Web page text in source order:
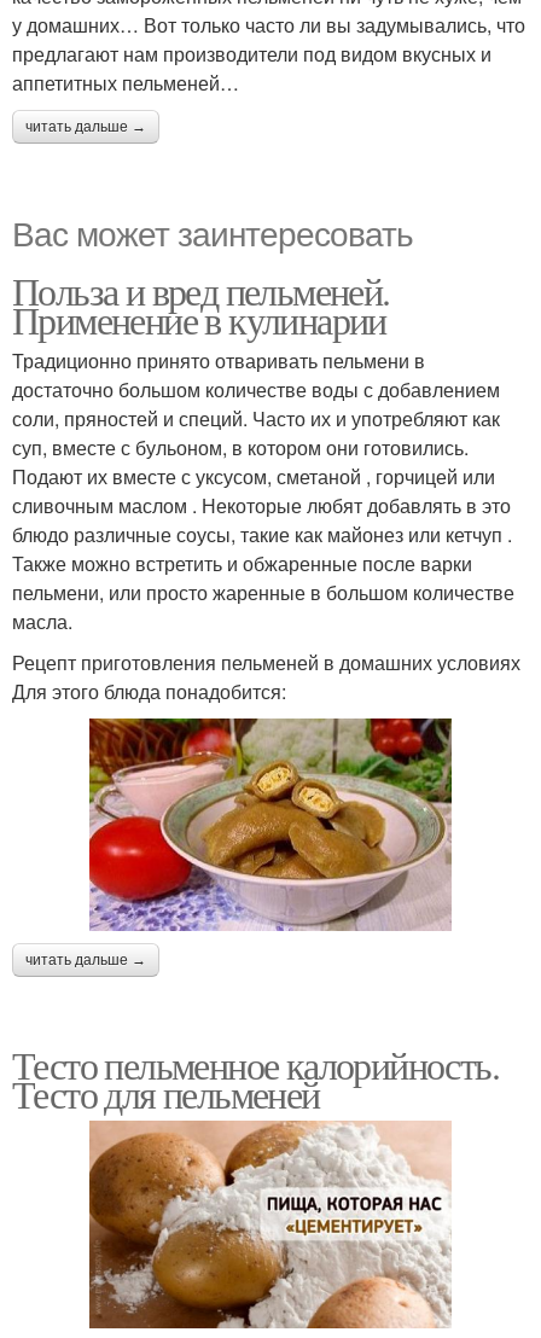
у домашних… Вот только часто ли вы задумывались, что
предлагают нам производители под видом вкусных и
аппетитных пельменей…
читать дальше →
Вас может заинтересовать
Польза и вред пельменей.
Применение в кулинарии
Традиционно принято отваривать пельмени в
достаточно большом количестве воды с добавлением
соли, пряностей и специй. Часто их и употребляют как
суп, вместе с бульоном, в котором они готовились.
Подают их вместе с уксусом, сметаной , горчицей или
сливочным маслом . Некоторые любят добавлять в это
блюдо различные соусы, такие как майонез или кетчуп .
Также можно встретить и обжаренные после варки
пельмени, или просто жаренные в большом количестве
масла.
Рецепт приготовления пельменей в домашних условиях
Для этого блюда понадобится:
читать дальше →
Тесто пельменное калорийность.
Тесто для пельменей